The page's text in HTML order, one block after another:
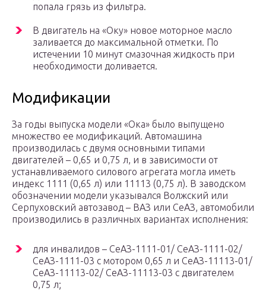
попала грязь из фильтра.
В двигатель на «Оку» новое моторное масло
заливается до максимальной отметки. По
истечении 10 минут смазочная жидкость при
необходимости доливается.
Модификации
За годы выпуска модели «Ока» было выпущено
множество ее модификаций. Автомашина
производилась с двумя основными типами
двигателей – 0,65 и 0,75 л, и в зависимости от
устанавливаемого силового агрегата могла иметь
индекс 1111 (0,65 л) или 11113 (0,75 л). В заводском
обозначении модели указывался Волжский или
Серпуховский автозавод – ВАЗ или СеАЗ, автомобили
производились в различных вариантах исполнения:
для инвалидов – СеАЗ-1111-01/ СеАЗ-1111-02/
СеАЗ-1111-03 с мотором 0,65 л и СеАЗ-11113-01/
СеАЗ-11113-02/ СеАЗ-11113-03 с двигателем
0,75 л;